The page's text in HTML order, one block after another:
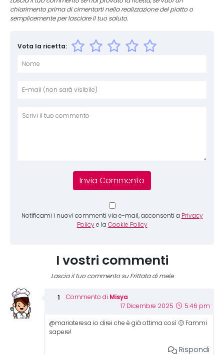
chiarimento prima di cimentarti nella realizzazione del piatto o
semplicemente per lasciare il tuo saluto.
Vota la ricetta:
Notificami i nuovi commenti via e-mail, acconsenti a Privacy
Policy e la Cookie Policy
I vostri commenti
Lascia il tuo commento su Frittata di mele
Commento di Misya
17 Dicembre 2025 5:46 pm
@mariateresa io direi che è già ottima così 🙂 Fammi
sapere!
Rispondi